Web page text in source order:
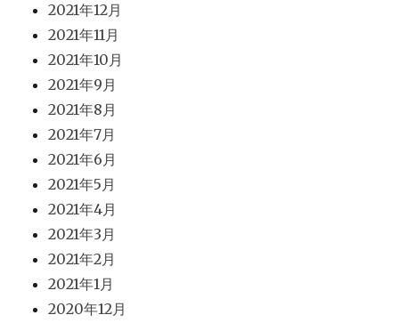
2021年12月
2021年11月
2021年10月
2021年9月
2021年8月
2021年7月
2021年6月
2021年5月
2021年4月
2021年3月
2021年2月
2021年1月
2020年12月